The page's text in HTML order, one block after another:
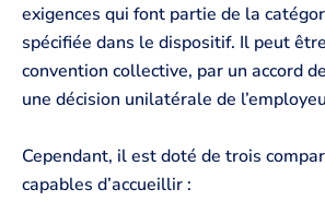
exigences qui font partie de la
spécifiée dans le dispositif. Il peut
convention collective, par un accord
une décision unilatérale de
Cependant, il est doté de trois
capables d’accueillir :